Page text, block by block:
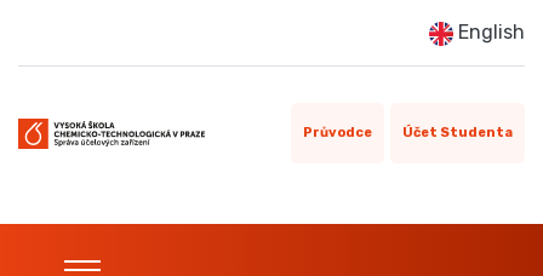
English
Průvodce Účet Studenta